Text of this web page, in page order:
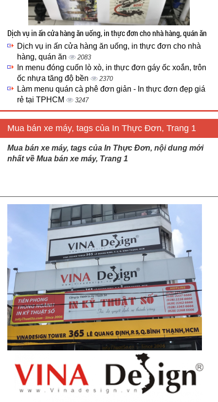
Dịch vụ in ấn cửa hàng ăn uống, in thực đơn cho nhà hàng, quán ăn
Dịch vụ in ấn cửa hàng ăn uống, in thực đơn cho nhà
hàng, quán ăn
2083
In menu đóng cuốn lò xò, in thực đơn gáy ốc xoắn, trôn
ốc nhựa tăng độ bền
2370
Làm menu quán cà phê đơn giản - In thực đơn đẹp giá
rẻ tại TPHCM
3247
Mua bán xe máy, tags của In Thực Đơn, Trang 1
Mua bán xe máy, tags của In Thực Đơn, nội dung mới
nhất về Mua bán xe máy, Trang 1